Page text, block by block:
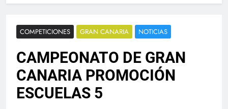
COMPETICIONES GRAN CANARIA NOTICIAS
CAMPEONATO DE GRAN
CANARIA PROMOCIÓN
ESCUELAS 5